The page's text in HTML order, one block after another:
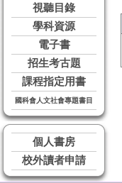
視聽目錄
學科資源
電子書
招生考古題
課程指定用書
國科會人文社會專題書目
個人書房
校外讀者申請